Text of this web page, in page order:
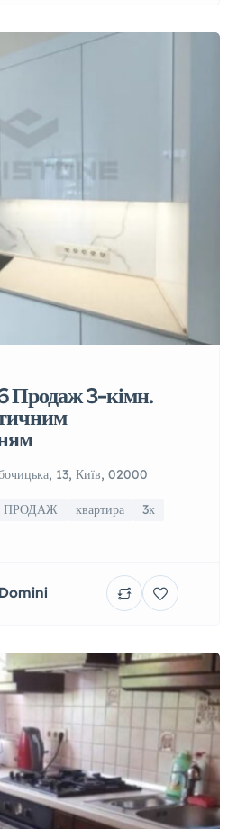
3-кімн.
13, Київ, 02000
ПРОДАЖ квартира 3к